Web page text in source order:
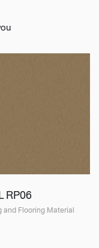
RP06
and Flooring Material